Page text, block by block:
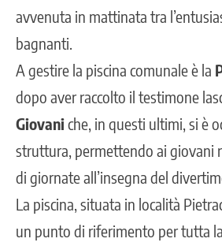
avvenuta in mattinata tra
bagnanti.
A gestire la piscina comunale è la
dopo aver raccolto il testimone
Giovaniche, in questi ultimi, si è
struttura, permettendo ai giovani
di giornate all’insegna del
La piscina, situata in località
un punto di riferimento per tutta